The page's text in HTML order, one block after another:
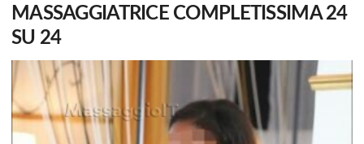
MASSAGGIATRICE COMPLETISSIMA 24
SU 24